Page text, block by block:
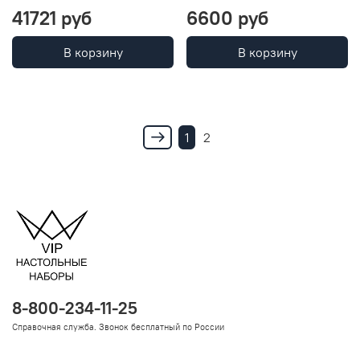
41721 руб
В корзину
6600 руб
В корзину
1 2
8-800-234-11-25
Справочная служба. Звонок бесплатный по России